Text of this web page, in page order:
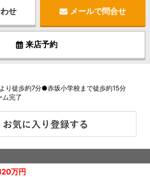
せ メールで問合せ
来店予約
り徒歩約7分●赤坂小学校まで徒歩約15分
完了
万円